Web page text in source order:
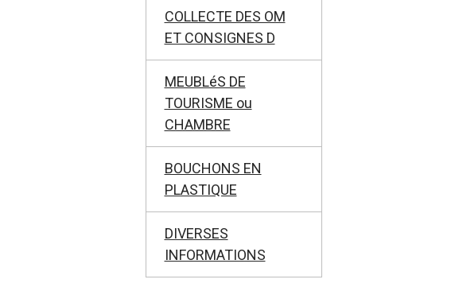
COLLECTE DES OM
ET CONSIGNES D
MEUBLéS DE
TOURISME ou
CHAMBRE
BOUCHONS EN
PLASTIQUE
DIVERSES
INFORMATIONS